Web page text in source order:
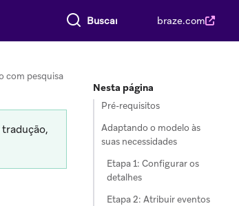
Buscar tudo braze.com
com pesquisa
Nesta página
Pré-requisitos
Adaptando o modelo às
suas necessidades
Etapa 1: Configurar os
detalhes
Etapa 2: Atribuir eventos